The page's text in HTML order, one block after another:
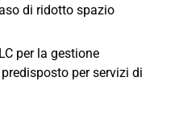
di ridotto spazio
per la gestione
per servizi di